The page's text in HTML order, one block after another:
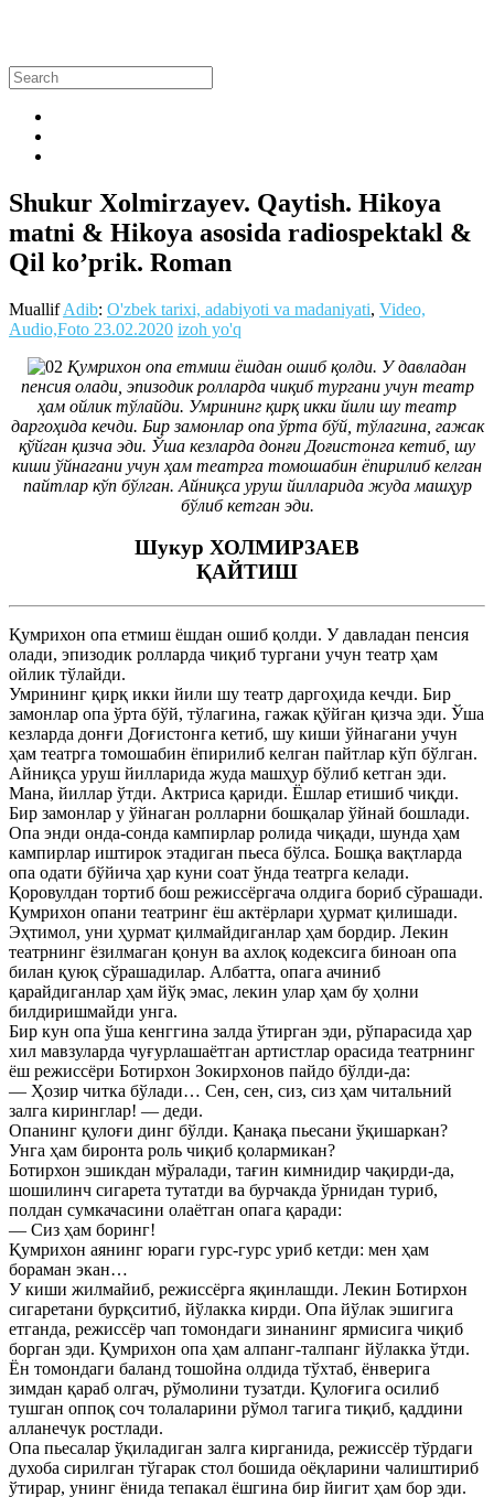
Shukur Xolmirzayev. Qaytish. Hikoya
matni & Hikoya asosida radiospektakl &
Qil ko’prik. Roman
MuallifAdib: O'zbek tarixi, adabiyoti va madaniyati, Video,
Audio,Foto 23.02.2020 izoh yo'q
Қумрихон опа етмиш ёшдан ошиб қолди. У давладан
пенсия олади, эпизодик ролларда чиқиб тургани учун театр
ҳам ойлик тўлайди. Умрининг қирқ икки йили шу театр
даргоҳида кечди. Бир замонлар опа ўрта бўй, тўлагина, гажак
қўйган қизча эди. Ўша кезларда донғи Доғистонга кетиб, шу
киши ўйнагани учун ҳам театрга томошабин ёпирилиб келган
пайтлар кўп бўлган. Айниқса уруш йилларида жуда машҳур
бўлиб кетган эди.
Шукур ХОЛМИРЗАЕВ
ҚАЙТИШ
Қумрихон опа етмиш ёшдан ошиб қолди. У давладан пенсия
олади, эпизодик ролларда чиқиб тургани учун театр ҳам
ойлик тўлайди.
Умрининг қирқ икки йили шу театр даргоҳида кечди. Бир
замонлар опа ўрта бўй, тўлагина, гажак қўйган қизча эди. Ўша
кезларда донғи Доғистонга кетиб, шу киши ўйнагани учун
ҳам театрга томошабин ёпирилиб келган пайтлар кўп бўлган.
Айниқса уруш йилларида жуда машҳур бўлиб кетган эди.
Мана, йиллар ўтди. Актриса қариди. Ёшлар етишиб чиқди.
Бир замонлар у ўйнаган ролларни бошқалар ўйнай бошлади.
Опа энди онда-сонда кампирлар ролида чиқади, шунда ҳам
кампирлар иштирок этадиган пьеса бўлса. Бошқа вақтларда
опа одати бўйича ҳар куни соат ўнда театрга келади.
Қоровулдан тортиб бош режиссёргача олдига бориб сўрашади.
Қумрихон опани театринг ёш актёрлари ҳурмат қилишади.
Эҳтимол, уни ҳурмат қилмайдиганлар ҳам бордир. Лекин
театрнинг ёзилмаган қонун ва ахлоқ кодексига биноан опа
билан қуюқ сўрашадилар. Албатта, опага ачиниб
қарайдиганлар ҳам йўқ эмас, лекин улар ҳам бу ҳолни
билдиришмайди унга.
Бир кун опа ўша кенггина залда ўтирган эди, рўпарасида ҳар
хил мавзуларда чуғурлашаётган артистлар орасида театрнинг
ёш режиссёри Ботирхон Зокирхонов пайдо бўлди-да:
— Ҳозир читка бўлади… Сен, сен, сиз, сиз ҳам читальний
залга киринглар! — деди.
Опанинг қулоғи динг бўлди. Қанақа пьесани ўқишаркан?
Унга ҳам биронта роль чиқиб қолармикан?
Ботирхон эшикдан мўралади, тағин кимнидир чақирди-да,
шошилинч сигарета тутатди ва бурчакда ўрнидан туриб,
полдан сумкачасини олаётган опага қаради:
— Сиз ҳам боринг!
Қумрихон аянинг юраги гурс-гурс уриб кетди: мен ҳам
бораман экан…
У киши жилмайиб, режиссёрга яқинлашди. Лекин Ботирхон
сигаретани бурқситиб, йўлакка кирди. Опа йўлак эшигига
етганда, режиссёр чап томондаги зинанинг ярмисига чиқиб
борган эди. Қумрихон опа ҳам алпанг-талпанг йўлакка ўтди.
Ён томондаги баланд тошойна олдида тўхтаб, ёнверига
зимдан қараб олгач, рўмолини тузатди. Қулоғига осилиб
тушган оппоқ соч толаларини рўмол тагига тиқиб, қаддини
алланечук ростлади.
Опа пьесалар ўқиладиган залга кирганида, режиссёр тўрдаги
духоба сирилган тўгарак стол бошида оёқларини чалиштириб
ўтирар, унинг ёнида тепакал ёшгина бир йигит ҳам бор эди.